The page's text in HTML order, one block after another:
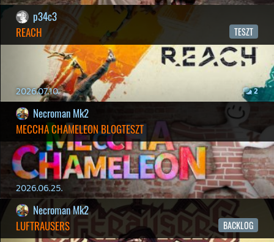
SILENCE BACKLOG
2026.04.28. 6
EXD - EXTRA DIMENSIONAL
2026.04.23.
p34c3
LITTLE NIGHTMARES VR: ALTERED ECHOES
TESZT
2026.04.23. 3
Bountyy
REANIMAL - ELEMZÉS(PODCAST)